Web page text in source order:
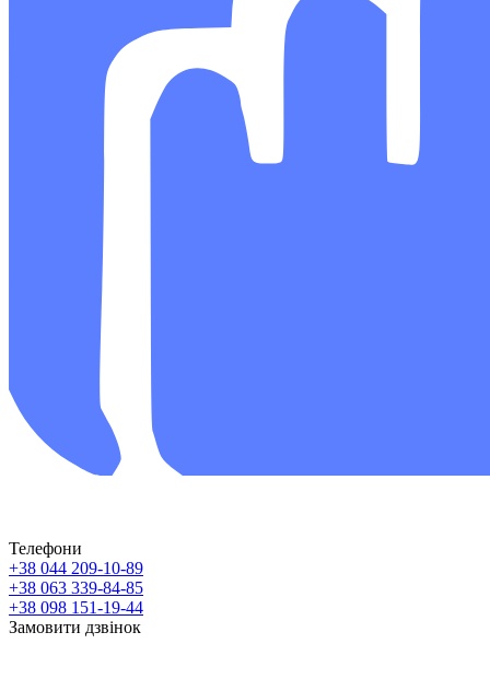
Телефони
+38 044 209-10-89
+38 063 339-84-85
+38 098 151-19-44
Замовити дзвінок